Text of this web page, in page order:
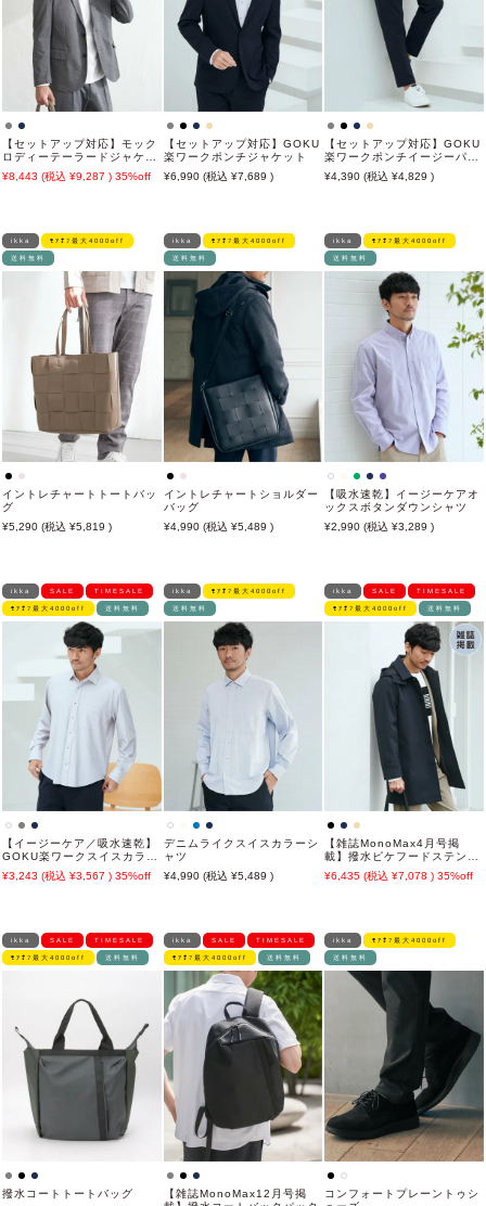
【セットアップ対応】モック
ロディーテーラードジャケッ
ト
8,443 9,287 35%off
【セットアップ対応】GOKU
楽ワークポンチジャケット
6,990
7,689
【セットアップ対応】GOKU
楽ワークポンチイージーパン
ツ
4,390 4,829
ikka ﾓｱｵﾌ最大4000off
送料無料
イントレチャートトートバッ
グ
5,290
5,819
ikka ﾓｱｵﾌ最大4000off
送料無料
イントレチャートショルダー
バッグ
4,990
5,489
ikka ﾓｱｵﾌ最大4000off
送料無料
【吸水速乾】イージーケアオ
ックスボタンダウンシャツ
2,990
3,289
ikka SALE TIMESALE
ﾓｱｵﾌ最大4000off 送料無料
【イージーケア／吸水速乾】
GOKU楽ワークスイスカラー
シャツ
3,243 3,567 35%off
ikka ﾓｱｵﾌ最大4000off
送料無料
デニムライクスイスカラーシ
ャツ
4,990
5,489
ikka SALE TIMESALE
ﾓｱｵﾌ最大4000off 送料無料
【雑誌MonoMax4月号掲
載】撥水ピケフードステンカ
ラーコート
6,435 7,078 35%off
ikka SALE TIMESALE
ﾓｱｵﾌ最大4000off 送料無料
撥水コートトートバッグ
ikka SALE TIMESALE
ﾓｱｵﾌ最大4000off 送料無料
【雑誌MonoMax12月号掲
ikka ﾓｱｵﾌ最大4000off
送料無料
コンフォートプレーントゥシ